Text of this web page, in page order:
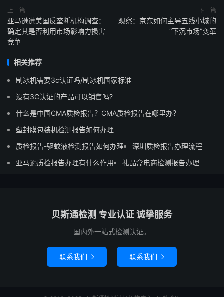
上一篇
亚马逊遭美国反垄断机构调查：
确定其是否利用市场影响力损害
竞争
下一篇
观察：京东如何主导五线小城的
“下沉市场”变革
相关推荐
制冰机需要3c认证吗/制冰机国家标准
没有3C认证的产品可以销售吗?
什么是中国CMA质检报告？CMA质检报告在哪里办？
塑封膜包装机检测报告如何办理
质检报告-驱蚊液检测报告如何办理
深圳质检报告办理流程
亚马逊质检报告办理有什么作用
礼品盒电商检测报告办理
贝斯通检测 专业认证 诚挚服务
国内外一站式检测认证。
联系我们  联系我们 